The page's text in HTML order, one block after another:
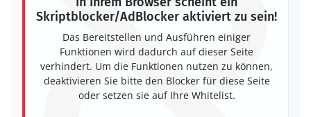
Skriptblocker/AdBlocker aktiviert zu sein!
Das Bereitstellen und Ausführen einiger
Funktionen wird dadurch auf dieser Seite
verhindert. Um die Funktionen nutzen zu können,
deaktivieren Sie bitte den Blocker für diese Seite
oder setzen sie auf Ihre Whitelist.